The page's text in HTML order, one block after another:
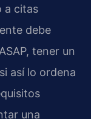
a citas
debe
tener un
así lo ordena
una